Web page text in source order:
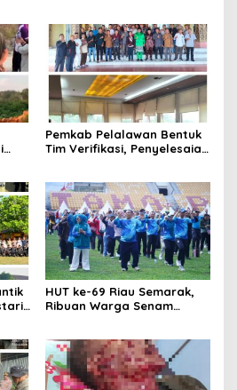
Pemkab Pelalawan Bentuk
Tim Verifikasi, Penyelesaian
Teduh Masuki Babak Baru
HUT ke-69 Riau Semarak,
Ribuan Warga Senam